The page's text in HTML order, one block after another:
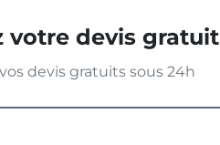
votre devis gratuit
devis gratuits sous 24h